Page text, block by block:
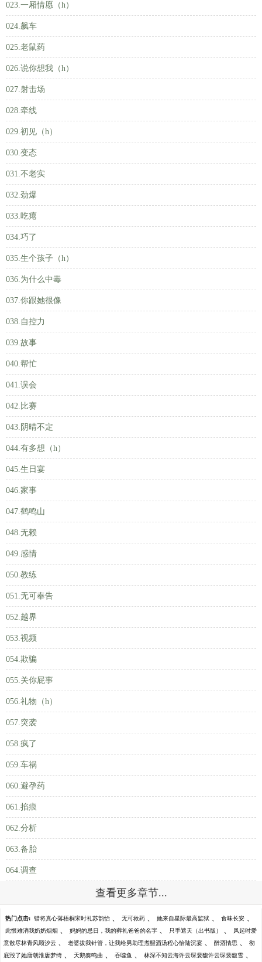
023.一厢情愿（h）
024.飙车
025.老鼠药
026.说你想我（h）
027.射击场
028.牵线
029.初见（h）
030.变态
031.不老实
032.劲爆
033.吃瘪
034.巧了
035.生个孩子（h）
036.为什么中毒
037.你跟她很像
038.自控力
039.故事
040.帮忙
041.误会
042.比赛
043.阴晴不定
044.有多想（h）
045.生日宴
046.家事
047.鹤鸣山
048.无赖
049.感情
050.教练
051.无可奉告
052.越界
053.视频
054.欺骗
055.关你屁事
056.礼物（h）
057.突袭
058.疯了
059.车祸
060.避孕药
061.掐痕
062.分析
063.备胎
064.调查
查看更多章节...
热门点击: 错将真心落梧桐宋时礼苏韵怡 、 无可救药 、 她来自星际最高监狱 、 食味长安 、
此恨难消我奶奶烟烟 、 妈妈的忌日，我的葬礼爸爸的名字 、 只手遮天（出书版） 、 风起时爱
意散尽林青风顾汐云 、 老婆拔我针管，让我给男助理煮醒酒汤程心怡陆沉宴 、 醉酒情思 、 彻
底毁了她唐朝淮唐梦绮 、 天鹅奏鸣曲 、 吞噬鱼 、 林深不知云海许云琛裴馥许云琛裴馥雪 、